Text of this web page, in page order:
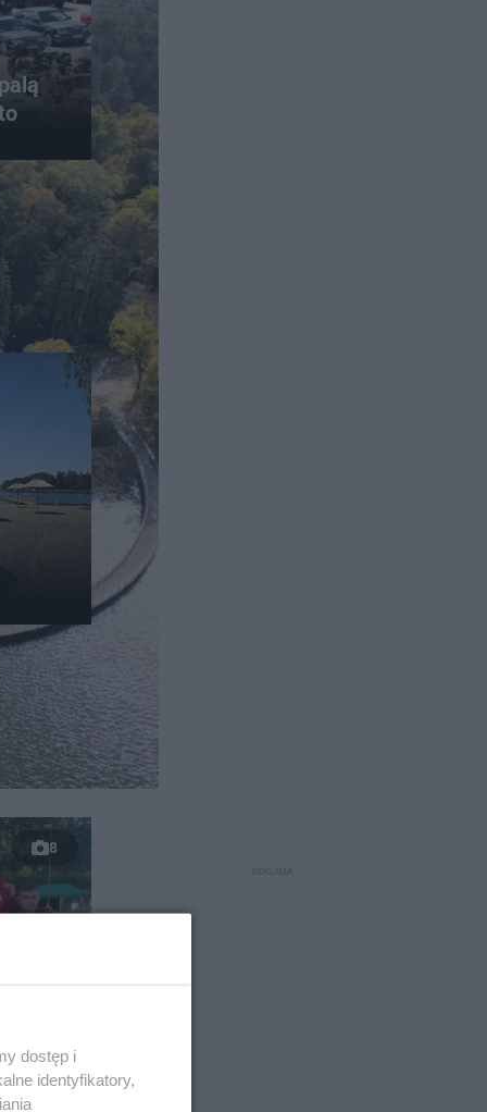
8
dostęp i
identyfikatory,